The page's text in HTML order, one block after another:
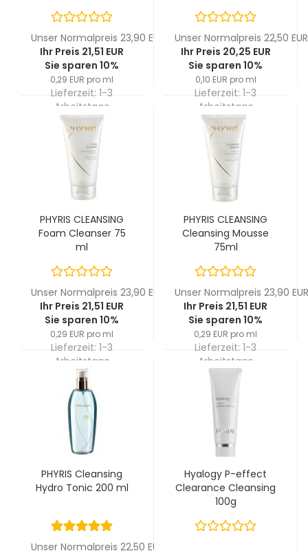
Unser Normalpreis 23,90 EUR
Ihr Preis 21,51 EUR
Sie sparen 10%
0,29 EUR pro ml
Lieferzeit: 1-3
Arbeitstage
Unser Normalpreis 22,50 EUR
Ihr Preis 20,25 EUR
Sie sparen 10%
0,10 EUR pro ml
Lieferzeit: 1-3
Arbeitstage
PHYRIS CLEANSING
Foam Cleanser 75
ml
Unser Normalpreis 23,90 EUR
Ihr Preis 21,51 EUR
Sie sparen 10%
0,29 EUR pro ml
Lieferzeit: 1-3
Arbeitstage
PHYRIS CLEANSING
Cleansing Mousse
75ml
Unser Normalpreis 23,90 EUR
Ihr Preis 21,51 EUR
Sie sparen 10%
0,29 EUR pro ml
Lieferzeit: 1-3
Arbeitstage
PHYRIS Cleansing
Hydro Tonic 200 ml
Unser Normalpreis 22,50 EUR
Hyalogy P-effect
Clearance Cleansing
100g